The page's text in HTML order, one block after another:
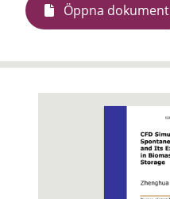
Öppna dokument